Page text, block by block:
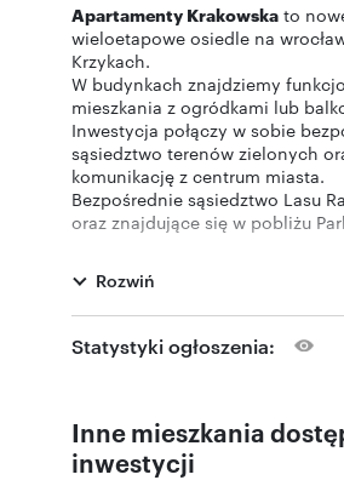
Apartamenty Krakowska to
wieloetapowe osiedle na
Krzykach.
W budynkach znajdziemy
mieszkania z ogródkami lub
Inwestycja połączy w sobie
sąsiedztwo terenów zielonych
komunikację z centrum miasta.
Bezpośrednie sąsiedztwo Lasu
oraz znajdujące się w pobliżu
Siedlecką jak i Aleją Wielkiej
dotrzemy do Wrocławskiego
Stulecia co sprzyja rowerowym
spacerom.
miasta.
Świetnie rozwinięta infrastruktura
gwarantuje szeroką dostępność
Rozwiń
Statystyki ogłoszenia:
Inne mieszkania
inwestycji